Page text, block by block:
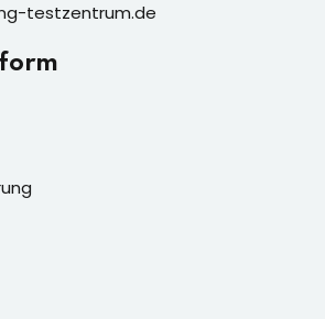
testzentrum.de